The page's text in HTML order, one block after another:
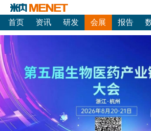
首页 资讯 研发 会展 报告